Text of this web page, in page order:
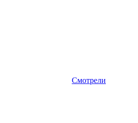
Смотрели